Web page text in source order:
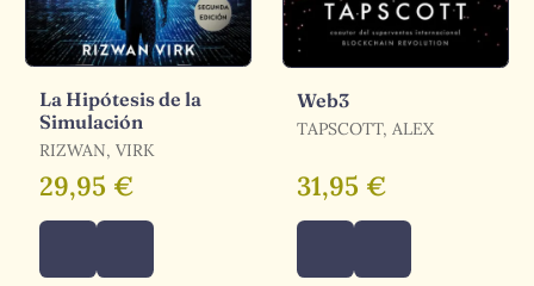
La Hipótesis de la
Simulación
RIZWAN, VIRK
29,95 €
Web3
TAPSCOTT, ALEX
31,95 €